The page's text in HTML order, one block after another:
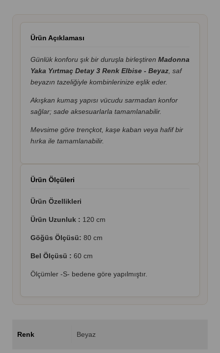
Ürün Açıklaması
Günlük konforu şık bir duruşla birleştiren Madonna
Yaka Yırtmaç Detay 3 Renk Elbise - Beyaz , saf
beyazın tazeliğiyle kombinlerinize eşlik eder.
Akışkan kumaş yapısı vücudu sarmadan konfor
sağlar; sade aksesuarlarla tamamlanabilir.
Mevsime göre trençkot, kaşe kaban veya hafif bir
hırka ile tamamlanabilir.
Ürün Ölçüleri
Ürün Özellikleri
Ürün Uzunluk : 120 cm
Göğüs Ölçüsü: 80 cm
Bel Ölçüsü : 60 cm
Ölçümler -S- bedene göre yapılmıştır.
Renk Beyaz